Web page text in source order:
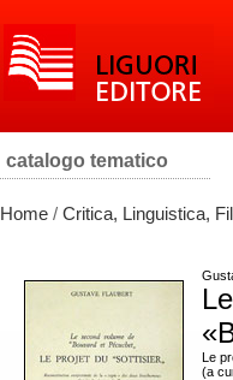
catalogo tematico
Home / Critica, Linguistica,
Le
(a